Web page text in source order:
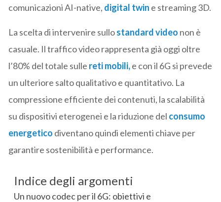
comunicazioni AI-native, digital twin e streaming 3D.
La scelta di intervenire sullostandard video non è
casuale. Il traffico video rappresenta già oggi oltre
l’80% del totale sulle reti mobili,e con il 6G si prevede
un ulteriore salto qualitativo e quantitativo. La
compressione efficiente dei contenuti, la scalabilità
su dispositivi eterogenei e la riduzione del consumo
energetico diventano quindi elementi chiave per
garantire sostenibilità e performance.
Indice degli argomenti
Un nuovo codec per il 6G: obiettivi e